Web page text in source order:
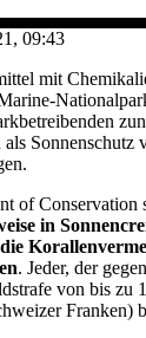
09:43
mit
Sonnenschutz
of Conservation
in
. Jeder, der
von bis zu
Franken)